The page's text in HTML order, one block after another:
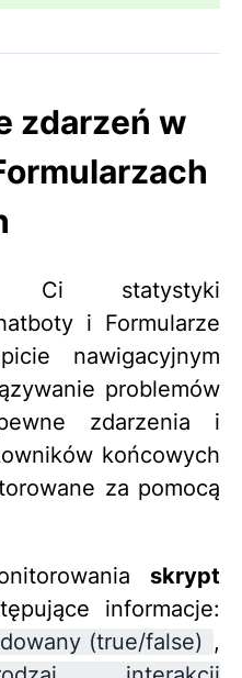
zdarzeń w
Ci statystyki
i Formularze
nawigacyjnym
problemów
zdarzenia i
końcowych
za pomocą
skrypt
informacje:
(true/false) ,